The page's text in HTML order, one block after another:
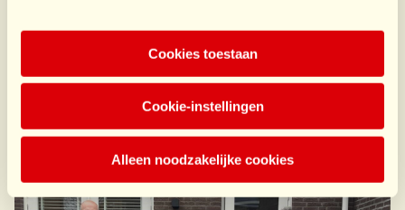
Cookies toestaan
Cookie-instellingen
Alleen noodzakelijke cookies